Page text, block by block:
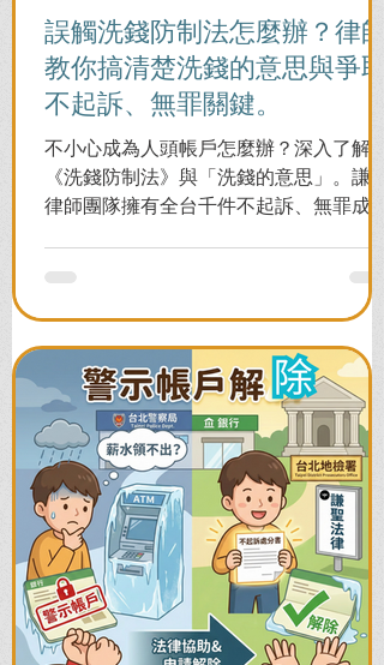
誤觸洗錢防制法怎麼辦？律師
教你搞清楚洗錢的意思與爭取
不起訴、無罪關鍵。
不小心成為人頭帳戶怎麼辦？深入了解
《洗錢防制法》與「洗錢的意思」。謙聖
律師團隊擁有全台千件不起訴、無罪成功